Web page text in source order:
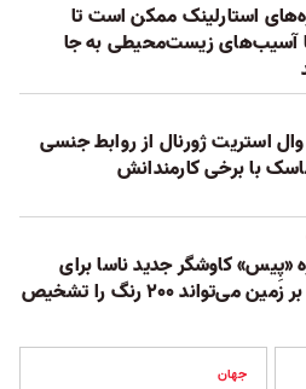
استارلینک ممکن است تا
آسیب‌های زیست‌محیطی به جا
استریت ژورنال از روابط جنسی
با برخی کارمندانش
«پِیس» کاوشگر جدید ناسا برای
نظارت بر زمین می‌تواند ۲۰۰ رنگ را تشخیص
جهان